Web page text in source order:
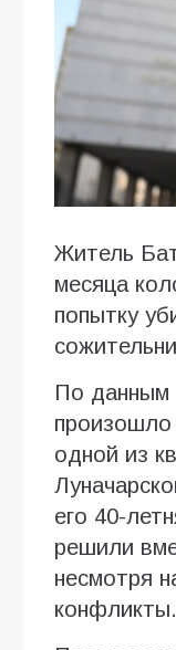
Житель
месяца
попытку
По данным
произошло
одной из
его 40-
решили
несмотря
конфликты.